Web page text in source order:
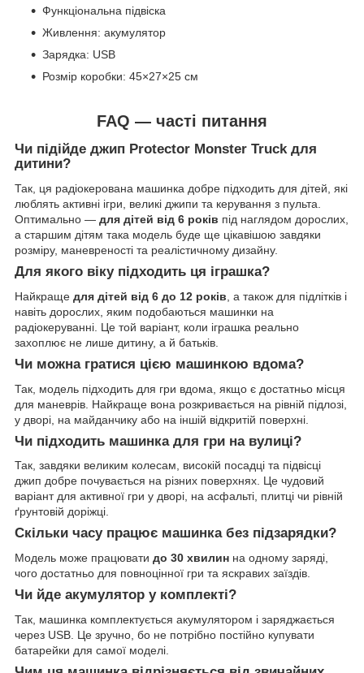
Функціональна підвіска
Живлення: акумулятор
Зарядка: USB
Розмір коробки: 45×27×25 см
FAQ — часті питання
Чи підійде джип Protector Monster Truck для
дитини?
Так, ця радіокерована машинка добре підходить для дітей, які
люблять активні ігри, великі джипи та керування з пульта.
Оптимально — для дітей від 6 років під наглядом дорослих,
а старшим дітям така модель буде ще цікавішою завдяки
розміру, маневреності та реалістичному дизайну.
Для якого віку підходить ця іграшка?
Найкраще для дітей від 6 до 12 років , а також для підлітків і
навіть дорослих, яким подобаються машинки на
радіокеруванні. Це той варіант, коли іграшка реально
захоплює не лише дитину, а й батьків.
Чи можна гратися цією машинкою вдома?
Так, модель підходить для гри вдома, якщо є достатньо місця
для маневрів. Найкраще вона розкривається на рівній підлозі,
у дворі, на майданчику або на іншій відкритій поверхні.
Чи підходить машинка для гри на вулиці?
Так, завдяки великим колесам, високій посадці та підвісці
джип добре почувається на різних поверхнях. Це чудовий
варіант для активної гри у дворі, на асфальті, плитці чи рівній
ґрунтовій доріжці.
Скільки часу працює машинка без підзарядки?
Модель може працювати до 30 хвилин на одному заряді,
чого достатньо для повноцінної гри та яскравих заїздів.
Чи йде акумулятор у комплекті?
Так, машинка комплектується акумулятором і заряджається
через USB. Це зручно, бо не потрібно постійно купувати
батарейки для самої моделі.